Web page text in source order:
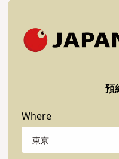
預
Where